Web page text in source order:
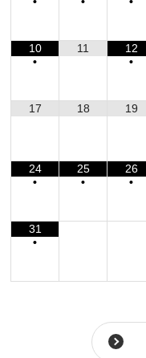
10
•
11
12
•
17 18 19
24
•
25
•
26
•
31
•